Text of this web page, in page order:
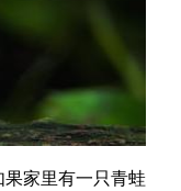
家里有一只青蛙